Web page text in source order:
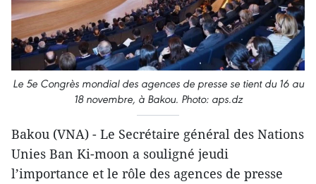
Le 5e Congrès mondial des agences de presse se tient du 16 au
18 novembre, à Bakou. Photo: aps.dz
Bakou (VNA) - Le Secrétaire général des Nations
Unies Ban Ki-moon a souligné jeudi
l’importance et le rôle des agences de presse